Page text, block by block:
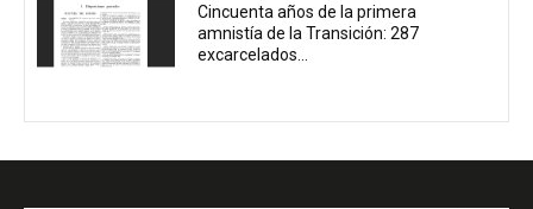
Cincuenta años de la primera
amnistía de la Transición: 287
excarcelados...